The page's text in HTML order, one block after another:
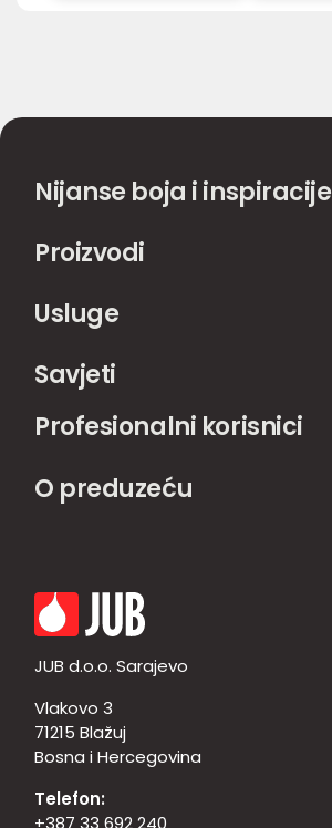
Nijanse boja i inspiracije
Proizvodi
Usluge
Savjeti
Profesionalni korisnici
O preduzeću
JUB d.o.o. Sarajevo
Vlakovo 3
71215 Blažuj
Bosna i Hercegovina
Telefon:
+387 33 692 240